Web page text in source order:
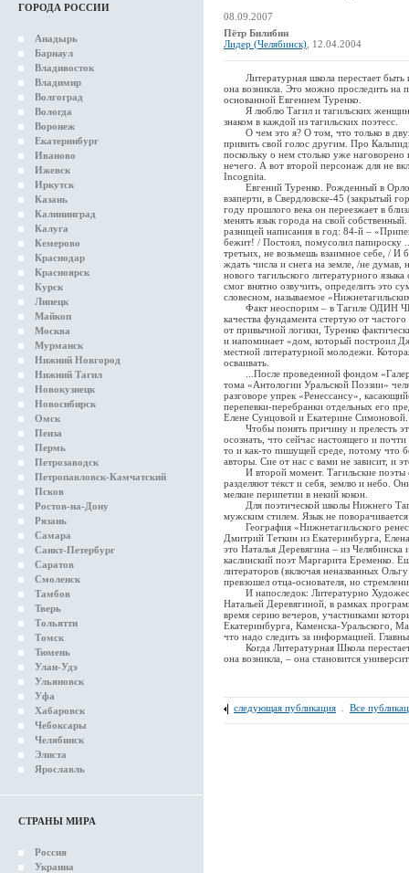
ГОРОДА РОССИИ
Анадырь
Барнаул
Владивосток
Владимир
Волгоград
Вологда
Воронеж
Екатеринбург
Иваново
Ижевск
Иркутск
Казань
Калининград
Калуга
Кемерово
Краснодар
Красноярск
Курск
Липецк
Майкоп
Москва
Мурманск
Нижний Новгород
Нижний Тагил
Новокузнецк
Новосибирск
Омск
Пенза
Пермь
Петрозаводск
Петропавловск-Камчатский
Псков
Ростов-на-Дону
Рязань
Самара
Санкт-Петербург
Саратов
Смоленск
Тамбов
Тверь
Тольятти
Томск
Тюмень
Улан-Удэ
Ульяновск
Уфа
Хабаровск
Чебоксары
Челябинск
Элиста
Ярославль
СТРАНЫ МИРА
Россия
Украина
08.09.2007
Пётр Билибин
Лидер (Челябинск) , 12.04.2004
Литературная школа перестает быть
она возникла. Это можно проследить на
основанной Евгением Туренко.
Я люблю Тагил и тагильских женщин
знаком в каждой из тагильских поэтесс.
О чем это я? О том, что только в двух
привить свой голос другим. Про
поскольку о нем столько уже
нечего. А вот второй персонаж для не
Incognita.
Евгений Туренко. Рожденный в
взаперти, в Свердловске-45 (закрытый
году прошлого века он переезжает в
менять язык города на свой
разницей написания в год: 84-й –
бежит! / Постоял, помусолил папироску
третьих, не возьмешь взаимное себе, / И
ждать числа и снега на земле, /не
нового тагильского литературного
смог внятно озвучить, определить это
словесном, называемое
Факт неоспорим – в Тагиле ОДИН
качества фундамента стертую от
от привычной логики, Туренко
и напоминает «дом, который построил
местной литературной молодежи.
осваивать.
...После проведенной фондом
тома «Антологии Уральской Поэзии»
разговоре упрек «Ренессансу»,
перепевки-перебранки отдельных его
Елене Сунцовой и Екатерине Симоновой.
Чтобы понять причину и прелесть
осознать, что сейчас настоящего и
то и как-то пишущей среде, потому что
авторы. Сие от нас с вами не зависит, и
И второй момент. Тагильские поэты
разделяют текст и себя, землю и небо.
мелкие перипетии в некий кокон.
Для поэтической школы Нижнего
мужским стилем. Язык не
География «Нижнетагильского
Дмитрий Теткин из Екатеринбурга,
это Наталья Деревягина – из
каслинский поэт Маргарита Еременко.
литераторов (включая неназванных
превзошел отца-основателя, но
И напоследок: Литературно
Натальей Деревягиной, в рамках
время серию вечеров, участниками
Екатеринбурга, Каменска-Уральского,
что надо следить за информацией.
Когда Литературная Школа
она возникла, – она становится
следующая публикация Все